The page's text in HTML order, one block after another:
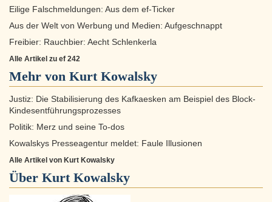
Eilige Falschmeldungen: Aus dem ef-Ticker
Aus der Welt von Werbung und Medien: Aufgeschnappt
Freibier: Rauchbier: Aecht Schlenkerla
Alle Artikel zu ef 242
Mehr von Kurt Kowalsky
Justiz: Die Stabilisierung des Kafkaesken am Beispiel des Block-
Kindesentführungsprozesses
Politik: Merz und seine To-dos
Kowalskys Presseagentur meldet: Faule Illusionen
Alle Artikel von Kurt Kowalsky
Über Kurt Kowalsky